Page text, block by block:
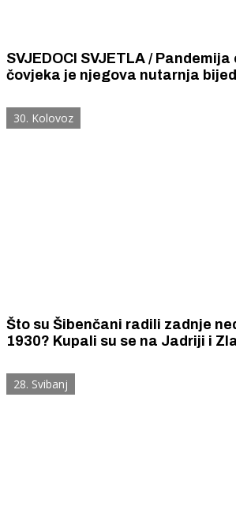
SVJEDOCI SVJETLA /
čovjeka je njegova nutarnja
svjetlo koje pobjeđuje tamu jest
nesebična ljubav koja se daruje.
30. Kolovoz
Što su Šibenčani radili zadnje
1930? Kupali su se na Jadriji i
Radničke čitaonice!
28. Svibanj